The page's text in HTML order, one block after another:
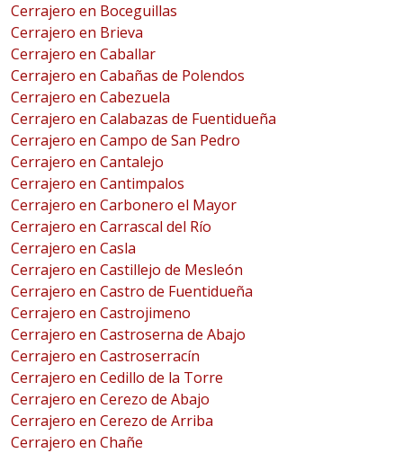
Cerrajero en Boceguillas
Cerrajero en Brieva
Cerrajero en Caballar
Cerrajero en Cabañas de Polendos
Cerrajero en Cabezuela
Cerrajero en Calabazas de Fuentidueña
Cerrajero en Campo de San Pedro
Cerrajero en Cantalejo
Cerrajero en Cantimpalos
Cerrajero en Carbonero el Mayor
Cerrajero en Carrascal del Río
Cerrajero en Casla
Cerrajero en Castillejo de Mesleón
Cerrajero en Castro de Fuentidueña
Cerrajero en Castrojimeno
Cerrajero en Castroserna de Abajo
Cerrajero en Castroserracín
Cerrajero en Cedillo de la Torre
Cerrajero en Cerezo de Abajo
Cerrajero en Cerezo de Arriba
Cerrajero en Chañe